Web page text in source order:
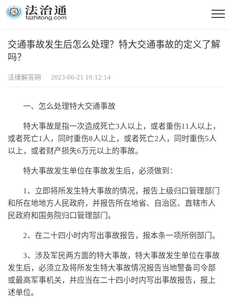
交通事故发生后怎么处理？特大交通事故的定义了解
吗？
法律解答网 2023-06-21 10:12:14
一、怎么处理特大交通事故
特大事故是指一次造成死亡3人以上，或者重伤11人以上，
或者死亡1人，同时重伤8人以上，或者死亡2人，同时重伤5人
以上，或者财产损失6万元以上的事故。
特大事故发生单位在事故发生后，必须做到：
1、立即将所发生特大事故的情况，报告上级归口管理部门
和所在地地方人民政府，并报告所在地省、自治区、直辖市人
民政府和国务院归口管理部门。
2、在二十四小时内写出事故报告，报本条一项所例部门。
3、涉及军民两方面的特大事故，特大事故发生单位在事故
发生后，必须立及将所发生特大事故情况报告当地警备司令部
或最高军事机关，并应当在二十四小时内写出事故报告，报上
述单位。